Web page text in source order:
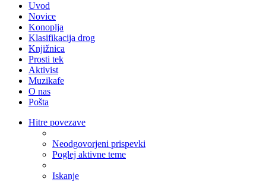
Uvod
Novice
Konoplja
Klasifikacija drog
Knjižnica
Prosti tek
Aktivist
Muzikafe
O nas
Pošta
Hitre povezave
Neodgovorjeni prispevki
Poglej aktivne teme
Iskanje